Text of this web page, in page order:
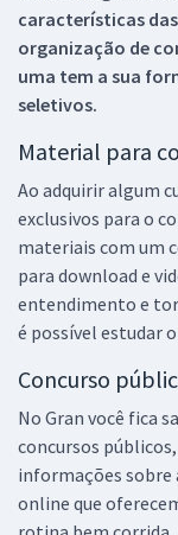
características
organização de
uma tem a sua
seletivos.
Material para
Ao adquirir algum
exclusivos para o
materiais com um
para download e
entendimento e
é possível estudar
Concurso
No Gran você fica
concursos
informações sobre
online que